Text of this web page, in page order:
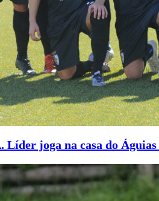
Líder joga na casa do